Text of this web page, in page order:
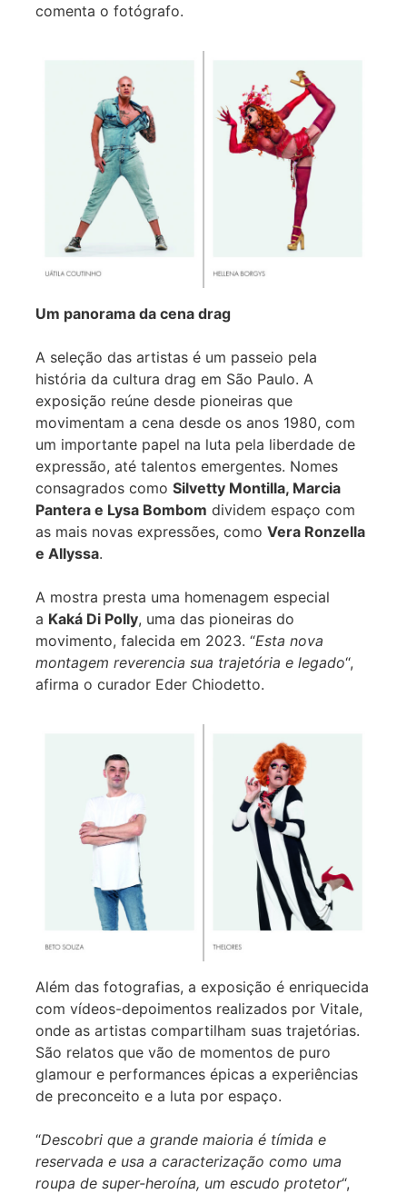
comenta o fotógrafo.
Um panorama da cena drag
A seleção das artistas é um passeio pela
história da cultura drag em São Paulo. A
exposição reúne desde pioneiras que
movimentam a cena desde os anos 1980, com
um importante papel na luta pela liberdade de
expressão, até talentos emergentes. Nomes
consagrados comoSilvetty Montilla, Marcia
Pantera e Lysa Bombom dividem espaço com
as mais novas expressões, comoVera Ronzella
e Allyssa.
A mostra presta uma homenagem especial
a Kaká Di Polly, uma das pioneiras do
movimento, falecida em 2023. “Esta nova
montagem reverencia sua trajetória e legado“,
afirma o curador Eder Chiodetto.
Além das fotografias, a exposição é enriquecida
com vídeos-depoimentos realizados por Vitale,
onde as artistas compartilham suas trajetórias.
São relatos que vão de momentos de puro
glamour e performances épicas a experiências
de preconceito e a luta por espaço.
“Descobri que a grande maioria é tímida e
reservada e usa a caracterização como uma
roupa de super-heroína, um escudo protetor“,